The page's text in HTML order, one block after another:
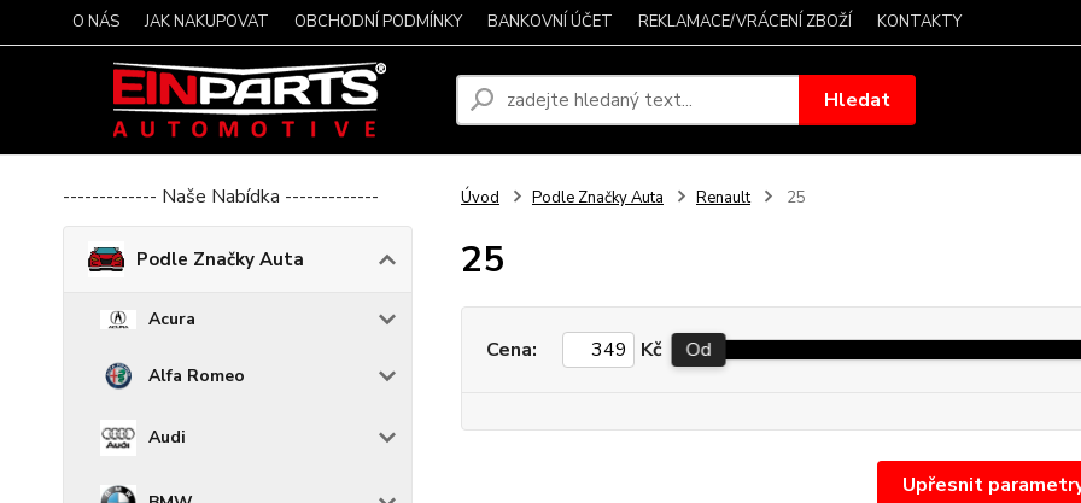
O NÁS JAK NAKUPOVAT OBCHODNÍ PODMÍNKY BANKOVNÍ ÚČET REKLAMACE/VRÁCENÍ ZBOŽÍ KONTAKTY
Hledat
------------- Naše Nabídka -------------
Podle Značky Auta
Acura
Alfa Romeo
Audi
Úvod Podle Značky Auta Renault 25
25
Upřesnit
Cena: Kč Od